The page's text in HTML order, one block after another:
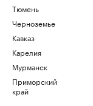
Тюмень
Черноземье
Кавказ
Карелия
Мурманск
Приморский
край